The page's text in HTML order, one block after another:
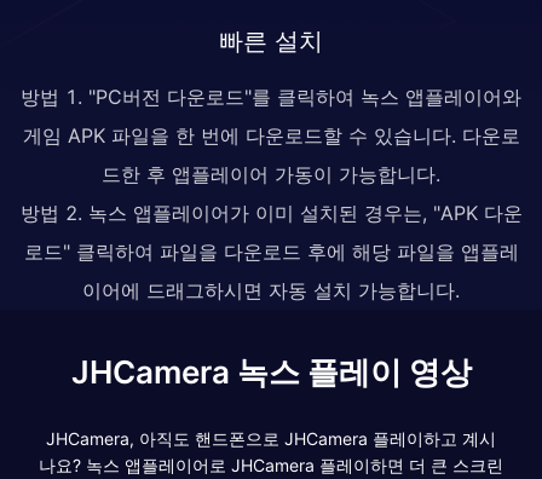
빠른 설치
방법 1. "PC버전 다운로드"를 클릭하여 녹스 앱플레이어와
게임 APK 파일을 한 번에 다운로드할 수 있습니다. 다운로
드한 후 앱플레이어 가동이 가능합니다.
방법 2. 녹스 앱플레이어가 이미 설치된 경우는, "APK 다운
로드" 클릭하여 파일을 다운로드 후에 해당 파일을 앱플레
이어에 드래그하시면 자동 설치 가능합니다.
JHCamera 녹스 플레이 영상
JHCamera, 아직도 핸드폰으로 JHCamera 플레이하고 계시
나요? 녹스 앱플레이어로 JHCamera 플레이하면 더 큰 스크린